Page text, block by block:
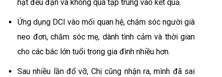
hạt đều đặn và không quá tập trung vào kết quả.
Ứng dụng DCI vào mối quan hệ, chăm sóc người già
neo đơn, chăm sóc mẹ, dành tình cảm và thời gian
cho các bác lớn tuổi trong gia đình nhiều hơn.
Sau nhiều lần đổ vỡ, Chị cũng nhận ra, mình đã sai